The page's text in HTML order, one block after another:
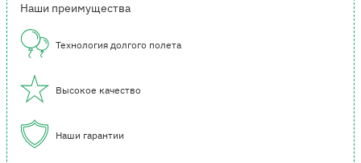
Наши преимущества
Технология долгого полета
Высокое качество
Наши гарантии